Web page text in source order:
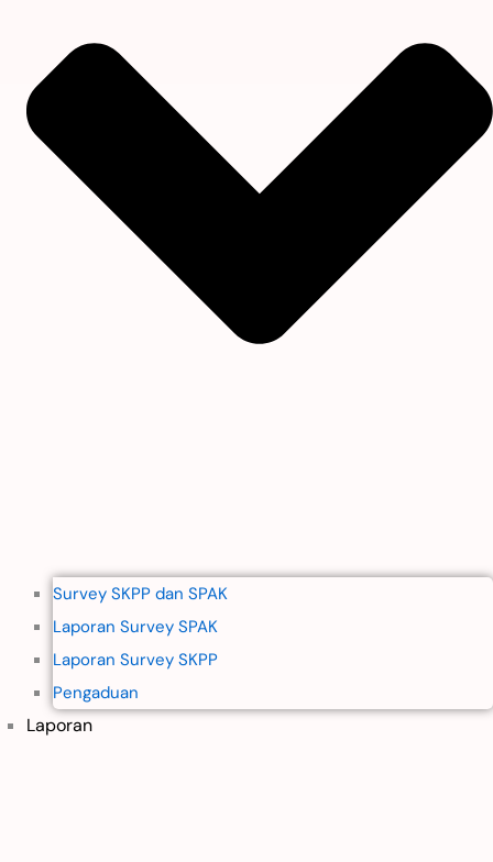
Survey SKPP dan SPAK
Laporan Survey SPAK
Laporan Survey SKPP
Pengaduan
Laporan